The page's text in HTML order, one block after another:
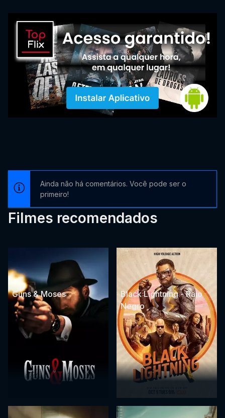
Ainda não há comentários. Você pode ser o
primeiro!
Filmes recomendados
Guns & Moses
Black Lightning - Raio
Negro